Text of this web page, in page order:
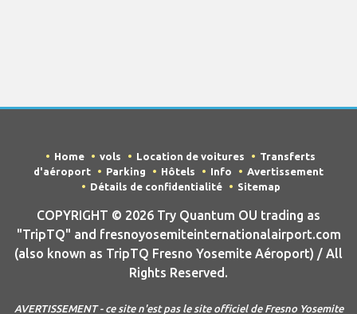
Home vols Location de voitures
Transferts
d'aéroport
Parking Hôtels Info
Avertissement
Détails de confidentialité
Sitemap
COPYRIGHT © 2026 Try Quantum OU trading as
"TripTQ" and fresnoyosemiteinternationalairport.com
(also known as TripTQ Fresno Yosemite Aéroport) / All
Rights Reserved.
AVERTISSEMENT - ce site n'est pas le site officiel de Fresno Yosemite